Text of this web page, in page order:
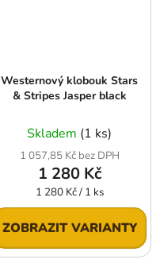
Westernový klobouk Stars
& Stripes Jasper black
Skladem (1 ks)
1 057,85 Kč bez DPH
1 280 Kč
Měrná
cena:
1 280 Kč / 1 ks
ZOBRAZIT VARIANTY